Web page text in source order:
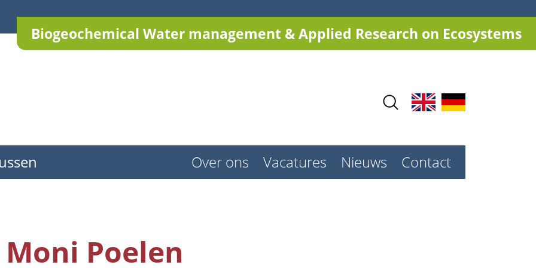
Biogeochemical Water management & Applied Research on Ecosystems
Contact
Nieuws
Vacatures
Over ons
Moni Poelen